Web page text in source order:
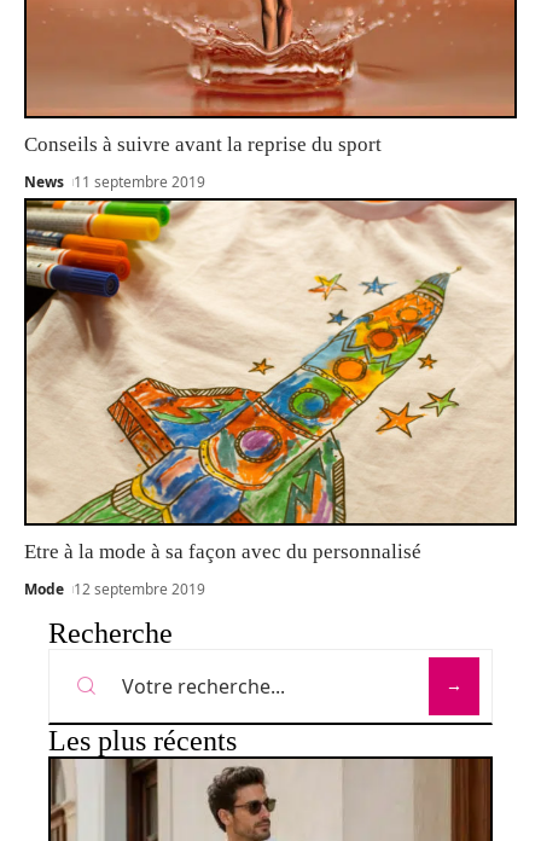
Conseils à suivre avant la reprise du sport
News 11 septembre 2019
Etre à la mode à sa façon avec du personnalisé
Mode 12 septembre 2019
Recherche
Les plus récents